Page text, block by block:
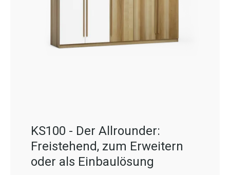
KS100 - Der Allrounder:
Freistehend, zum Erweitern
oder als Einbaulösung